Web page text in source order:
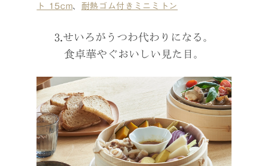
ト 15cm、 耐熱ゴム付きミニミトン
3.せいろがうつわ代わりになる。
食卓華やぐおいしい見た目。